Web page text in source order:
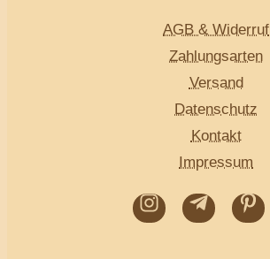
AGB & Widerruf
Zahlungsarten
Versand
Datenschutz
Kontakt
Impressum